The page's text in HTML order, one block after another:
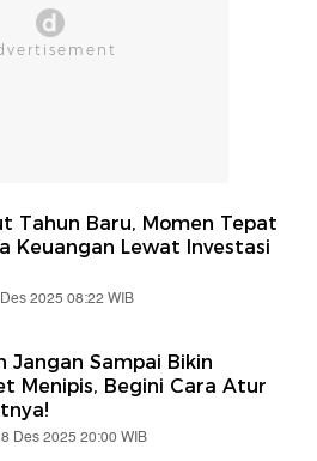
Tahun Baru, Momen Tepat
Keuangan Lewat Investasi
2025 08:22 WIB
Jangan Sampai Bikin
Menipis, Begini Cara Atur
Des 2025 20:00 WIB